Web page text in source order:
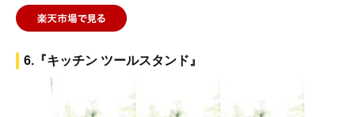
6.『キッチン ツールスタンド』